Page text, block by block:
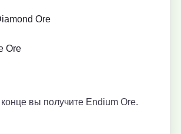
Ore
Ore
вы получите Endium Ore.